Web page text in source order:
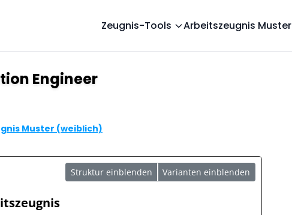
Zeugnis-Tools Arbeitszeugnis Muster
Engineer
Muster (weiblich)
Struktur einblenden Varianten einblenden